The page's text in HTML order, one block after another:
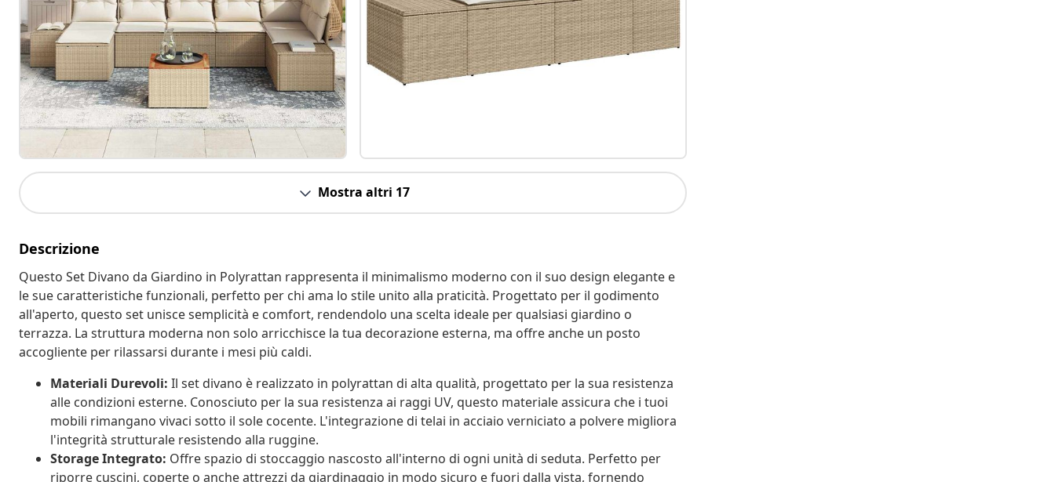
Mostra altri 17
Descrizione
Questo Set Divano da Giardino in Polyrattan rappresenta il minimalismo moderno con il suo design elegante e
le sue caratteristiche funzionali, perfetto per chi ama lo stile unito alla praticità. Progettato per il godimento
all'aperto, questo set unisce semplicità e comfort, rendendolo una scelta ideale per qualsiasi giardino o
terrazza. La struttura moderna non solo arricchisce la tua decorazione esterna, ma offre anche un posto
accogliente per rilassarsi durante i mesi più caldi.
Materiali Durevoli: Il set divano è realizzato in polyrattan di alta qualità, progettato per la sua resistenza
alle condizioni esterne. Conosciuto per la sua resistenza ai raggi UV, questo materiale assicura che i tuoi
mobili rimangano vivaci sotto il sole cocente. L'integrazione di telai in acciaio verniciato a polvere migliora
l'integrità strutturale resistendo alla ruggine.
Storage Integrato: Offre spazio di stoccaggio nascosto all'interno di ogni unità di seduta. Perfetto per
riporre cuscini, coperte o anche attrezzi da giardinaggio in modo sicuro e fuori dalla vista, fornendo